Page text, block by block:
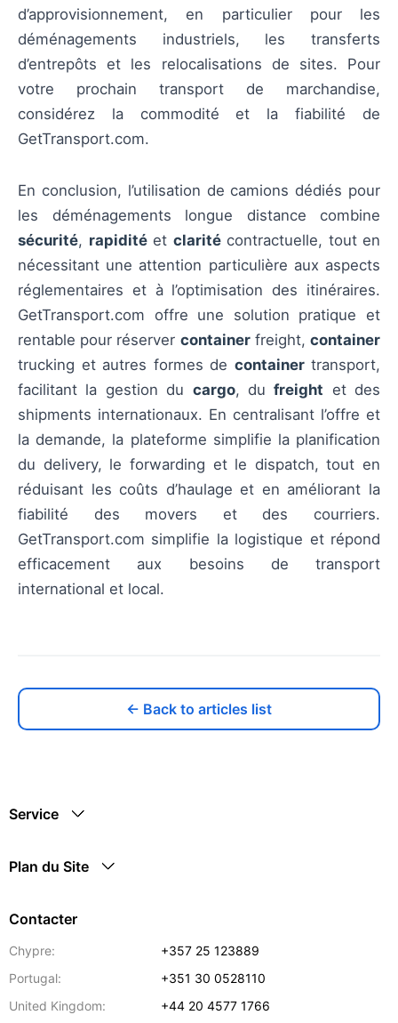
d’approvisionnement, en particulier pour les
déménagements industriels, les transferts
d’entrepôts et les relocalisations de sites. Pour
votre prochain transport de marchandise,
considérez la commodité et la fiabilité de
GetTransport.com.
En conclusion, l’utilisation de camions dédiés pour
les déménagements longue distance combine
sécurité, rapiditéet claritécontractuelle, tout en
nécessitant une attention particulière aux aspects
réglementaires et à l’optimisation des itinéraires.
GetTransport.com offre une solution pratique et
rentable pour réserver containerfreight,container
trucking et autres formes de containertransport,
facilitant la gestion du cargo, dufreight et des
shipments internationaux. En centralisant l’offre et
la demande, la plateforme simplifie la planification
du delivery, le forwarding et le dispatch, tout en
réduisant les coûts d’haulage et en améliorant la
fiabilité des movers et des courriers.
GetTransport.com simplifie la logistique et répond
efficacement aux besoins de transport
international et local.
← Back to articles list
Service
Plan du Site
Contacter
Chypre:
+357 25 123889
Portugal:
+351 30 0528110
United Kingdom:
+44 20 4577 1766